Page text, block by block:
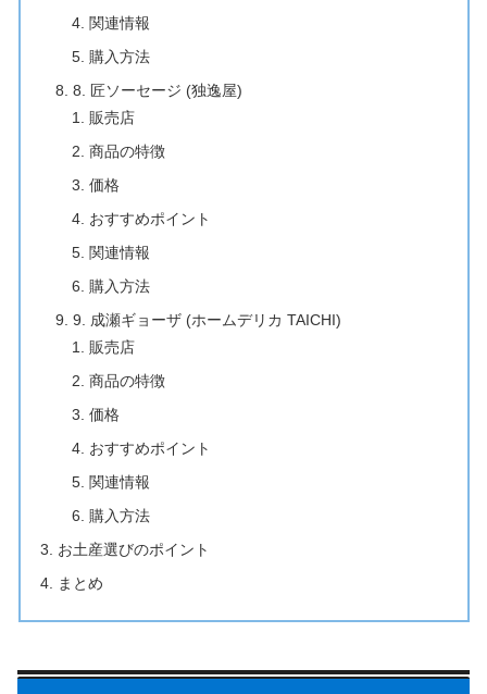
関連情報
購入方法
8. 匠ソーセージ (独逸屋)
販売店
商品の特徴
価格
おすすめポイント
関連情報
購入方法
9. 成瀬ギョーザ (ホームデリカ TAICHI)
販売店
商品の特徴
価格
おすすめポイント
関連情報
購入方法
お土産選びのポイント
まとめ